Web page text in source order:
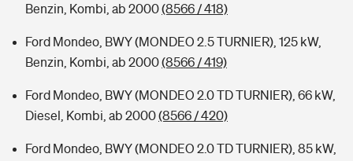
Benzin, Kombi, ab 2000(8566 / 418)
Ford Mondeo, BWY (MONDEO 2.5 TURNIER), 125 kW,
Benzin, Kombi, ab 2000(8566 / 419)
Ford Mondeo, BWY (MONDEO 2.0 TD TURNIER), 66 kW,
Diesel, Kombi, ab 2000(8566 / 420)
Ford Mondeo, BWY (MONDEO 2.0 TD TURNIER), 85 kW,